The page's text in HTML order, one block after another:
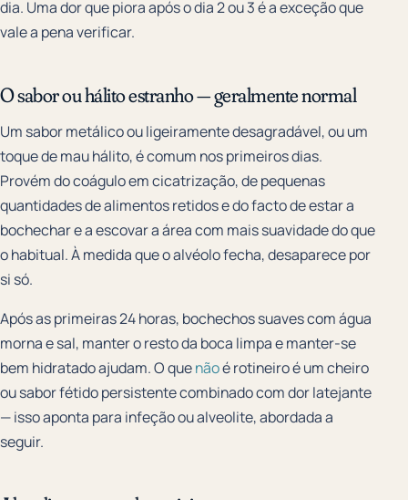
dia. Uma dor que piora após o dia 2 ou 3 é a exceção que
vale a pena verificar.
O sabor ou hálito estranho — geralmente normal
Um sabor metálico ou ligeiramente desagradável, ou um
toque de mau hálito, é comum nos primeiros dias.
Provém do coágulo em cicatrização, de pequenas
quantidades de alimentos retidos e do facto de estar a
bochechar e a escovar a área com mais suavidade do que
o habitual. À medida que o alvéolo fecha, desaparece por
si só.
Após as primeiras 24 horas, bochechos suaves com água
morna e sal, manter o resto da boca limpa e manter-se
bem hidratado ajudam. O quenãoé rotineiro é um cheiro
ou sabor fétido persistente combinado com dor latejante
— isso aponta para infeção ou alveolite, abordada a
seguir.